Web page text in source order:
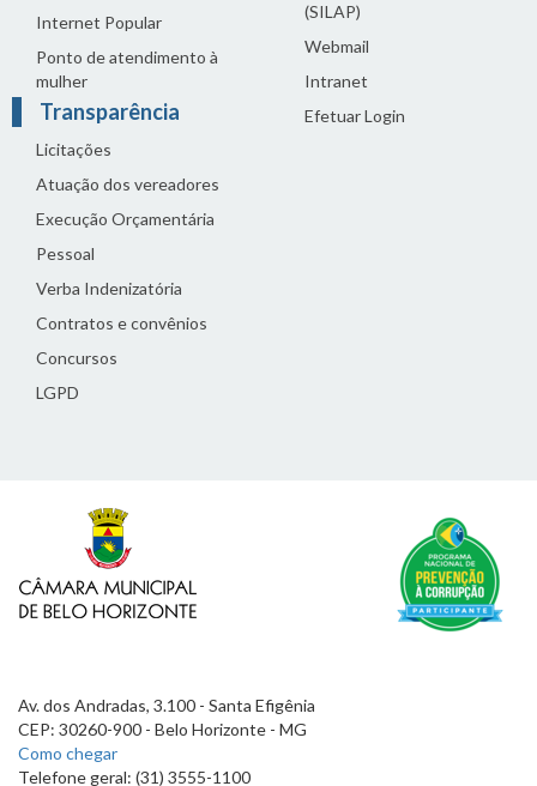
Internet Popular
Ponto de atendimento à
mulher
Transparência
Licitações
Atuação dos vereadores
Execução Orçamentária
Pessoal
Verba Indenizatória
Contratos e convênios
Concursos
LGPD
(SILAP)
Webmail
Intranet
Efetuar Login
Av. dos Andradas, 3.100 - Santa Efigênia
CEP: 30260-900 - Belo Horizonte - MG
Como chegar
Telefone geral: (31) 3555-1100